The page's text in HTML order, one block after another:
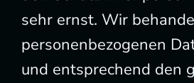
sehr ernst. Wir
personenbezogenen
und entsprechend den